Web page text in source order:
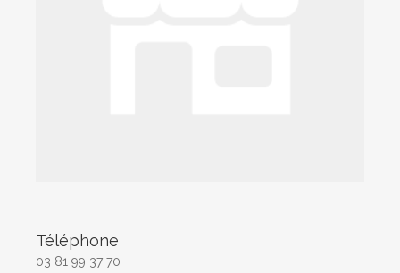
Téléphone
03 81 99 37 70